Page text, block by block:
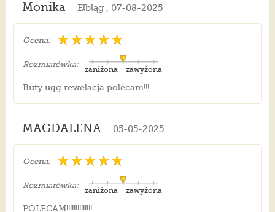
Monika Elbląg , 07-08-2025
Ocena:
Rozmiarówka:
zawyżona
zaniżona
Buty ugg rewelacja polecam!!!
MAGDALENA 05-05-2025
Ocena:
Rozmiarówka:
zawyżona
zaniżona
POLECAM!!!!!!!!!!!!!!